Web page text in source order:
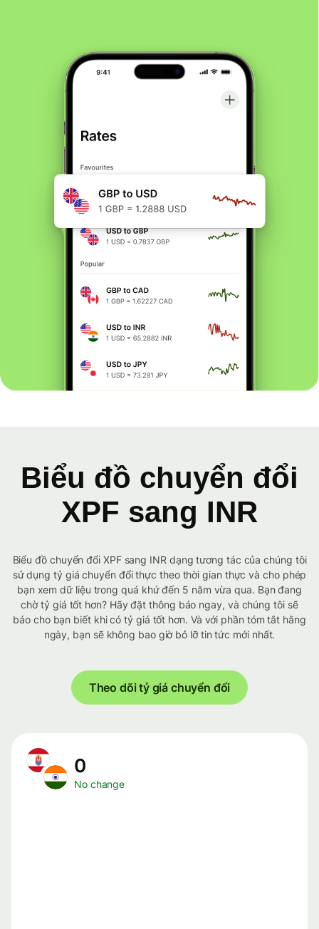
Biểu đồ chuyển đổi
XPF sang INR
Biểu đồ chuyển đổi XPF sang INR dạng tương tác của chúng tôi
sử dụng tỷ giá chuyển đổi thực theo thời gian thực và cho phép
bạn xem dữ liệu trong quá khứ đến 5 năm vừa qua. Bạn đang
chờ tỷ giá tốt hơn? Hãy đặt thông báo ngay, và chúng tôi sẽ
báo cho bạn biết khi có tỷ giá tốt hơn. Và với phần tóm tắt hằng
ngày, bạn sẽ không bao giờ bỏ lỡ tin tức mới nhất.
Theo dõi tỷ giá chuyển đổi
0
No change